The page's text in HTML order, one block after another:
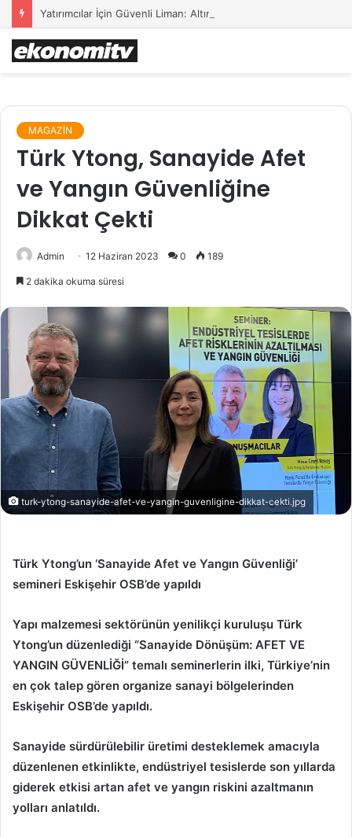
Yatırımcılar İçin Güvenli Liman: Altın Hâlâ İlk Sırada mı?
MAGAZİN
Türk Ytong, Sanayide Afet
ve Yangın Güvenliğine
Dikkat Çekti
Admin 12 Haziran 2023 0 189
2 dakika okuma süresi
turk-ytong-sanayide-afet-ve-yangin-guvenligine-dikkat-cekti.jpg
Türk Ytong’un ‘Sanayide Afet ve Yangın Güvenliği’
semineri Eskişehir OSB’de yapıldı
Yapı malzemesi sektörünün yenilikçi kuruluşu Türk
Ytong’un düzenlediği “Sanayide Dönüşüm: AFET VE
YANGIN GÜVENLİĞİ” temalı seminerlerin ilki, Türkiye’nin
en çok talep gören organize sanayi bölgelerinden
Eskişehir OSB’de yapıldı.
Sanayide sürdürülebilir üretimi desteklemek amacıyla
düzenlenen etkinlikte, endüstriyel tesislerde son yıllarda
giderek etkisi artan afet ve yangın riskini azaltmanın
yolları anlatıldı.